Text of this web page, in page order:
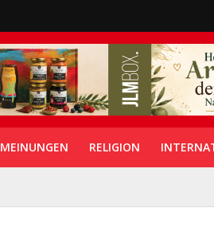
MEINUNGEN RELIGION